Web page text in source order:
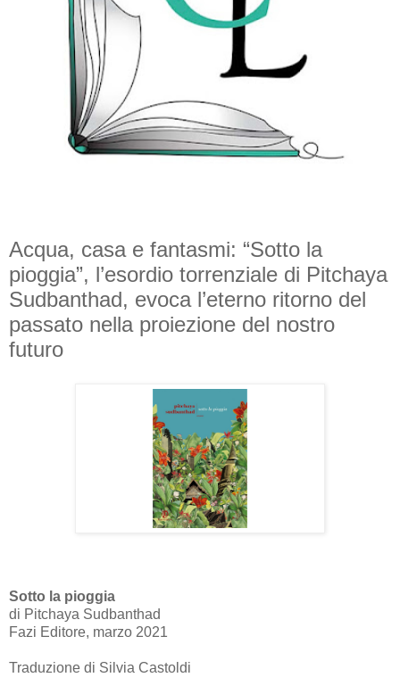
Acqua, casa e fantasmi: “Sotto la
pioggia”, l’esordio torrenziale di Pitchaya
Sudbanthad, evoca l’eterno ritorno del
passato nella proiezione del nostro
futuro
Sotto la pioggia
di Pitchaya Sudbanthad
Fazi Editore, marzo 2021
Traduzione di Silvia Castoldi